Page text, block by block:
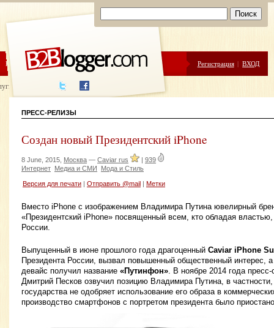
ЦЕНЫ ПОМОЩЬ Регистрация | ВХОД
написания
ПРЕСС-РЕЛИЗЫ
Создан новый Президентский iPhone
8 June, 2015, Москва — Caviar rus | 939
Интернет Медиа и СМИ Мода и Стиль
Версия для печати Отправить @mail Метки
Вместо iPhone с изображением Владимира Путина ювелирный
«Президентский iPhone» посвященный всем, кто обладая властью,
России.
Выпущенный в июне прошлого года драгоценный Caviar iPhone
Президента России, вызвал повышенный общественный интерес,
девайс получил название «Путинфон» . В ноябре 2014 года
Дмитрий Песков озвучил позицию Владимира Путина, в
государства не одобряет использование его образа в
производство смартфонов с портретом президента было